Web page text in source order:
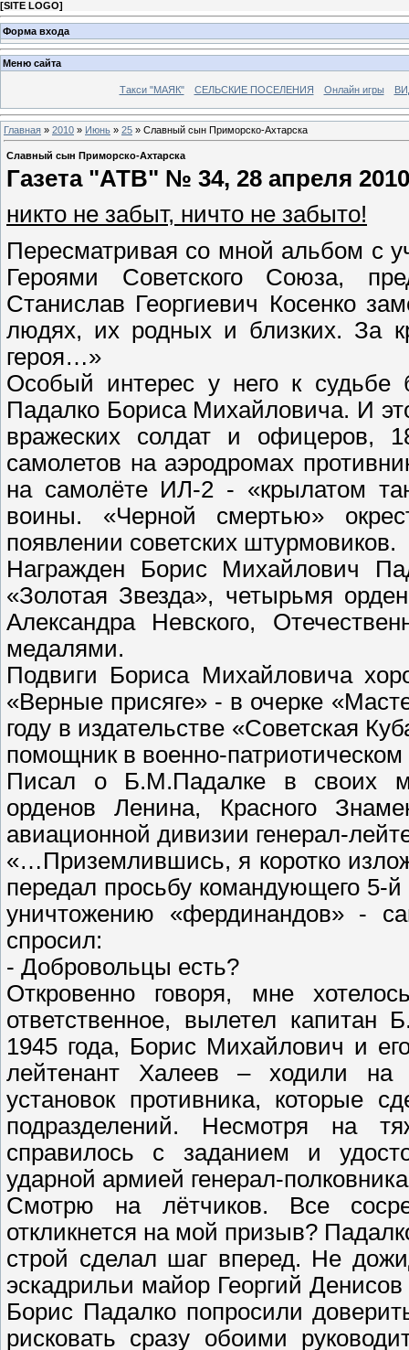
[SITE LOGO]
Форма входа
Меню сайта
Такси "МАЯК" СЕЛЬСКИЕ ПОСЕЛЕНИЯ Онлайн игры
Главная » 2010 » Июнь » 25 » Славный сын Приморско-Ахтарска
Славный сын Приморско-Ахтарска
Газета "АТВ" № 34, 28 апреля
никто не забыт, ничто не забыто!
Пересматривая со мной альбом с
Героями Советского Союза,
Станислав Георгиевич Косенко
людях, их родных и близких. За
героя…»
Особый интерес у него к судьбе
Падалко Бориса Михайловича. И
вражеских солдат и офицеров,
самолетов на аэродромах
на самолёте ИЛ-2 - «крылатом
воины. «Черной смертью»
появлении советских штурмовиков.
Награжден Борис Михайлович
«Золотая Звезда», четырьмя
Александра Невского,
медалями.
Подвиги Бориса Михайловича
«Верные присяге» - в очерке
году в издательстве «Советская
помощник в военно-
Писал о Б.М.Падалке в своих
орденов Ленина, Красного
авиационной дивизии генерал-
«…Приземлившись, я коротко
передал просьбу командующего 5-
уничтожению «фердинандов» -
спросил:
- Добровольцы есть?
Откровенно говоря, мне
ответственное, вылетел
1945 года, Борис Михайлович и
лейтенант Халеев – ходили на
установок противника, которые
подразделений. Несмотря на
справилось с заданием и
ударной армией генерал-
Смотрю на лётчиков. Все
откликнется на мой призыв?
строй сделал шаг вперед. Не
эскадрильи майор Георгий
Борис Падалко попросили
рисковать сразу обоими